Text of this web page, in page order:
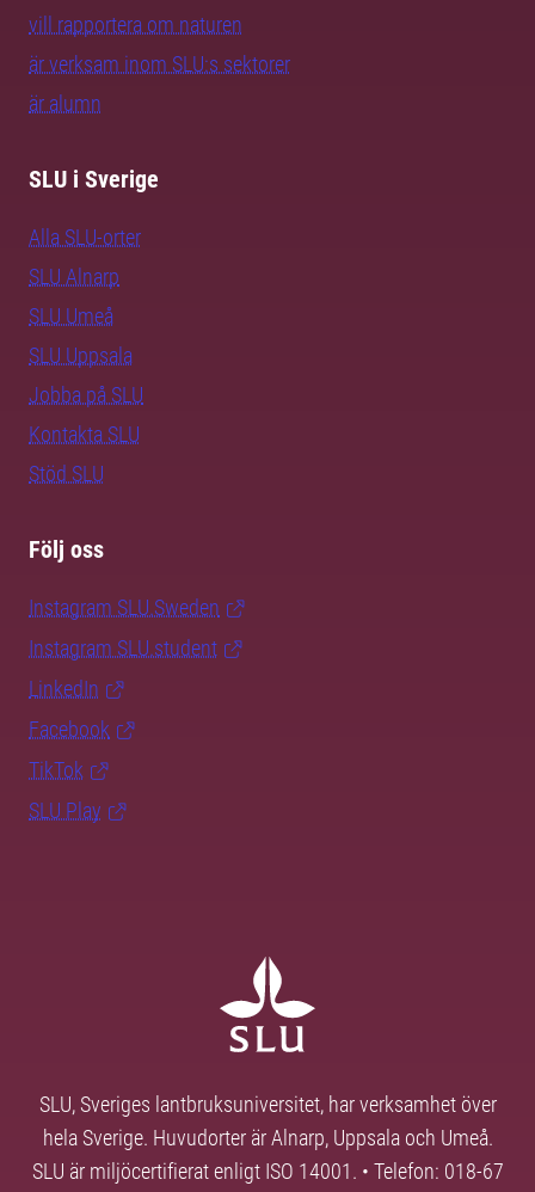
vill rapportera om naturen
är verksam inom SLU:s sektorer
är alumn
SLU i Sverige
Alla SLU-orter
SLU Alnarp
SLU Umeå
SLU Uppsala
Jobba på SLU
Kontakta SLU
Stöd SLU
Följ oss
Instagram SLU.Sweden
Instagram SLU.student
LinkedIn
Facebook
TikTok
SLU Play
SLU, Sveriges lantbruksuniversitet, har verksamhet över
hela Sverige. Huvudorter är Alnarp, Uppsala och Umeå.
SLU är miljöcertifierat enligt ISO 14001. • Telefon: 018-67